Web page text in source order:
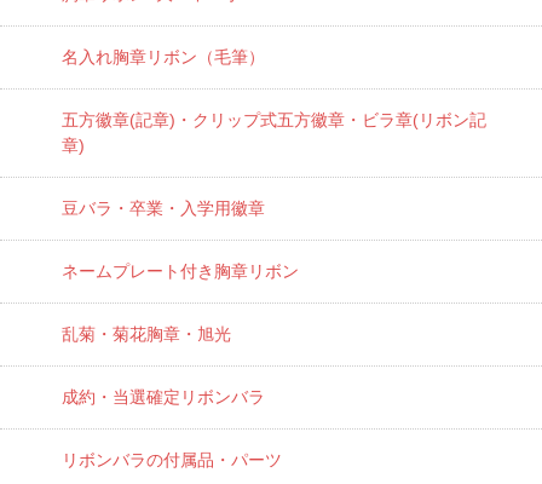
名入れ胸章リボン（毛筆）
五方徽章(記章)・ クリップ式五方徽章・ビラ章(リボン記
章)
豆バラ・卒業・入学用徽章
ネームプレート付き胸章リボン
乱菊・菊花胸章・旭光
成約・当選確定リボンバラ
リボンバラの付属品・パーツ